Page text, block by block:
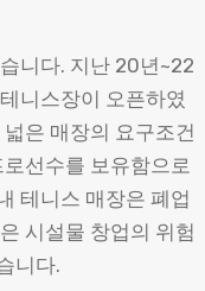
니다. 지난 20년~22
니스장이 오픈하였
은 매장의 요구조건
선수를 보유함으로
테니스 매장은 폐업
시설물 창업의 위험
니다.